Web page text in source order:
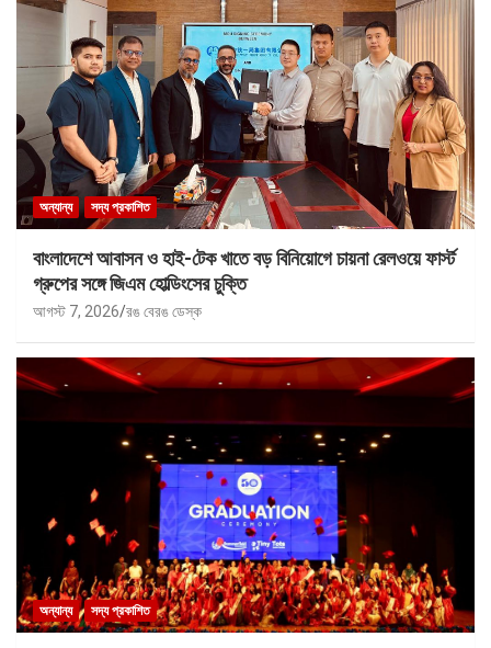
অন্যান্য সদ্য প্রকাশিত
বাংলাদেশে আবাসন ও হাই-টেক খাতে বড় বিনিয়োগে চায়না রেলওয়ে ফার্স্ট
গ্রুপের সঙ্গে জিএম হোল্ডিংসের চুক্তি
আগস্ট 7, 2026 রঙ বেরঙ ডেস্ক
অন্যান্য সদ্য প্রকাশিত